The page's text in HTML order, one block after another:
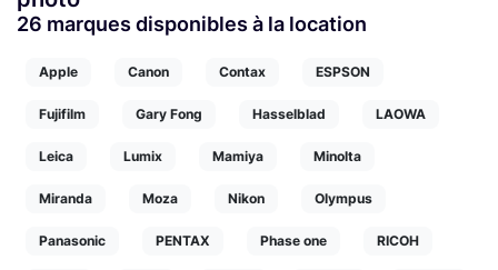
26 marques disponibles à la location
Apple Canon Contax ESPSON
Fujifilm Gary Fong Hasselblad LAOWA
Leica Lumix Mamiya Minolta
Miranda Moza Nikon Olympus
Panasonic PENTAX Phase one RICOH